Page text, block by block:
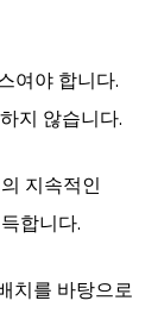
여야 합니다.
지 않습니다.
지속적인
합니다.
치를 바탕으로